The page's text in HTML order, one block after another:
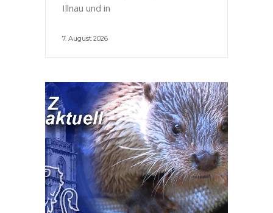
Illnau und in
7. August 2026